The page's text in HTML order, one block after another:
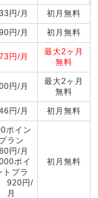
円/月 初月無料
円/月 初月無料
円/月
最大2ヶ月
無料
円/月
最大2ヶ月
無料
円/月 初月無料
ポイン
プラン
円/月
ポイ
トプラ
920円/
月
初月無料